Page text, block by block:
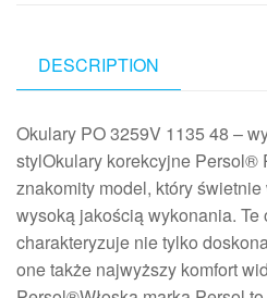
DESCRIPTION
Okulary PO 3259V 1135 48 –
stylOkulary korekcyjne Persol®
znakomity model, który
wysoką jakością wykonania.
charakteryzuje nie tylko
one także najwyższy komfort